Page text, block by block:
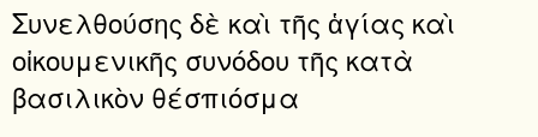
Συνελθούσης δὲ καὶ τῆς ἁγίας καὶ
οἰκουμενικῆς συνόδου τῆς κατὰ
βασιλικὸν θέσπιόσμα